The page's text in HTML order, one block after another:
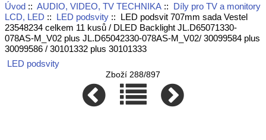
Úvod:: AUDIO, VIDEO, TV TECHNIKA:: Díly pro TV a monitory
LCD, LED :: LED podsvity:: LED podsvit 707mm sada Vestel
23548234 celkem 11 kusů / DLED Backlight JL.D65071330-
078AS-M_V02 plus JL.D65042330-078AS-M_V02/ 30099584 plus
30099586 / 30101332 plus 30101333
LED podsvity
Zboží 288/897